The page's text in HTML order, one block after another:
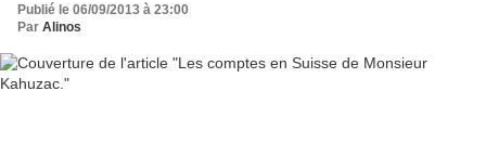
Publié le 06/09/2013 à 23:00
Par Alinos